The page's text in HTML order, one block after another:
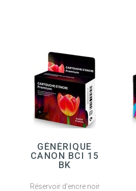
GÉNÉRIQUE
CANON BCI 15
BK
Réservoir d'encre noir